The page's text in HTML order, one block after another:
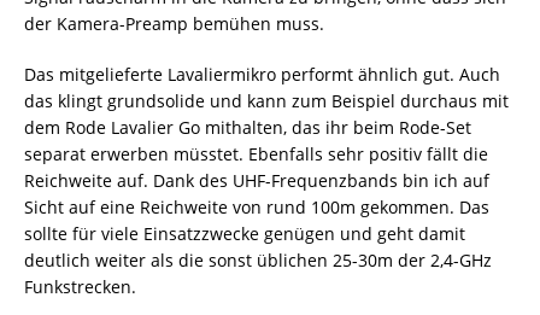
der Kamera-Preamp bemühen muss.
Das mitgelieferte Lavaliermikro performt ähnlich gut. Auch
das klingt grundsolide und kann zum Beispiel durchaus mit
dem Rode Lavalier Go mithalten, das ihr beim Rode-Set
separat erwerben müsstet. Ebenfalls sehr positiv fällt die
Reichweite auf. Dank des UHF-Frequenzbands bin ich auf
Sicht auf eine Reichweite von rund 100m gekommen. Das
sollte für viele Einsatzzwecke genügen und geht damit
deutlich weiter als die sonst üblichen 25-30m der 2,4-GHz
Funkstrecken.